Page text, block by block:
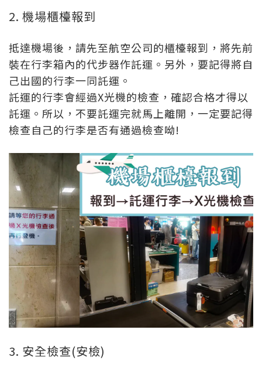
2. 機場櫃檯報到
抵達機場後，請先至航空公司的櫃檯報到，將先前
裝在行李箱內的代步器作託運。另外，要記得將自
己出國的行李一同託運。
託運的行李會經過X光機的檢查，確認合格才得以
託運。所以，不要託運完就馬上離開，一定要記得
檢查自己的行李是否有通過檢查呦!
3. 安全檢查(安檢)